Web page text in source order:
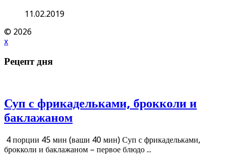
11.02.2019
© 2026
x
Рецепт дня
Суп с фрикадельками, брокколи и
баклажаном
4 порции 45 мин (ваши 40 мин) Суп с фрикадельками,
брокколи и баклажаном – первое блюдо ...